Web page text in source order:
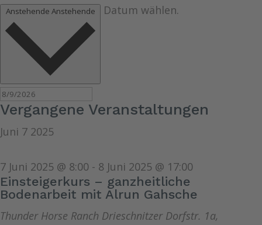
Anstehende Anstehende Datum wählen.
Vergangene Veranstaltungen
Juni 7 2025
7 Juni 2025 @ 8:00 - 8 Juni 2025 @ 17:00
Einsteigerkurs – ganzheitliche
Bodenarbeit mit Alrun Gahsche
Thunder Horse Ranch Drieschnitzer Dorfstr. 1a,